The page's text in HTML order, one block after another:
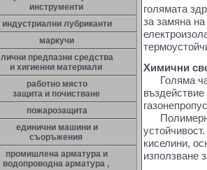
инструменти
индустриални лубриканти
маркучи
лични предпазни средства
и хигиенни материали
работно място
защита и почистване
пожарозащита
единични машини и
съоръжения
промишлена арматура и
водопроводна арматура ,
голямата
за замяна
Химични
Голяма
киселини,
използване